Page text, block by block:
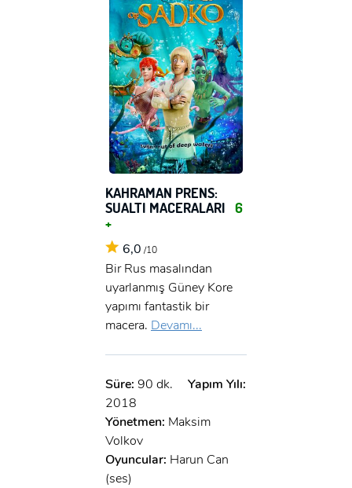
KAHRAMAN PRENS:
SUALTI MACERALARI 6
+
6,0 /10
Bir Rus masalından
uyarlanmış Güney Kore
yapımı fantastik bir
macera. Devamı...
Süre: 90 dk.
Yapım Yılı:
2018
Yönetmen: Maksim
Volkov
Oyuncular: Harun Can
(ses)